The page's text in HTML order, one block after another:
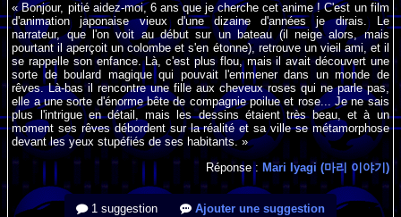
« Bonjour, pitié aidez-moi, 6 ans que je cherche cet anime ! C'est un film
d'animation japonaise vieux d'une dizaine d'années je dirais. Le
narrateur, que l'on voit au début sur un bateau (il neige alors, mais
pourtant il aperçoit un colombe et s'en étonne), retrouve un vieil ami, et il
se rappelle son enfance. Là, c'est plus flou, mais il avait découvert une
sorte de boulard magique qui pouvait l'emmener dans un monde de
rêves. Là-bas il rencontre une fille aux cheveux roses qui ne parle pas,
elle a une sorte d'énorme bête de compagnie poilue et rose... Je ne sais
plus l'intrigue en détail, mais les dessins étaient très beau, et à un
moment ses rêves débordent sur la réalité et sa ville se métamorphose
devant les yeux stupéfiés de ses habitants. »
Réponse : Mari Iyagi (마리 이야기)
1 suggestion Ajouter une suggestion